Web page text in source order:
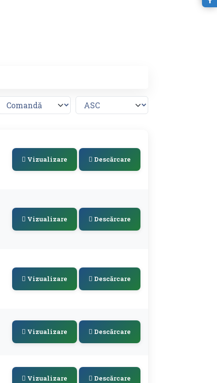
Vizualizare Descărcare
Vizualizare Descărcare
Vizualizare Descărcare
Vizualizare Descărcare
Vizualizare Descărcare